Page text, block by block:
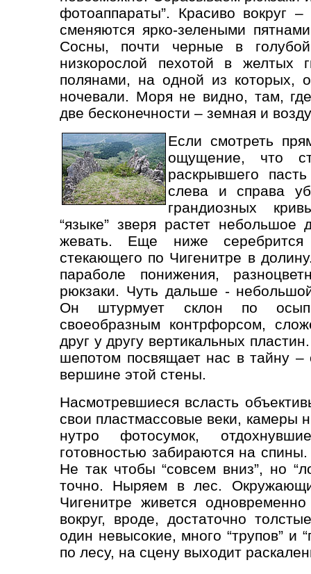
фотоаппараты”. Красиво вокруг
сменяются ярко-зелеными
Сосны, почти черные в
низкорослой пехотой в желтых
полянами, на одной из которых,
ночевали. Моря не видно, там,
две бесконечности – земная и
Если смотреть
ощущение, что
раскрывшего
слева и справа
грандиозных
“языке” зверя растет
жевать. Еще ниже серебрится
стекающего по Чигенитре в
параболе понижения,
рюкзаки. Чуть дальше -
Он штурмует склон по
своеобразным контрфорсом,
друг у другу вертикальных
шепотом посвящает нас в тайну
вершине этой стены.
Насмотревшиеся всласть
свои пластмассовые веки, камеры
нутро фотосумок,
готовностью забираются на
Не так чтобы “совсем вниз”, но
точно. Ныряем в лес.
Чигенитре живется
вокруг, вроде, достаточно
один невысокие, много “трупов” и
по лесу, на сцену выходит